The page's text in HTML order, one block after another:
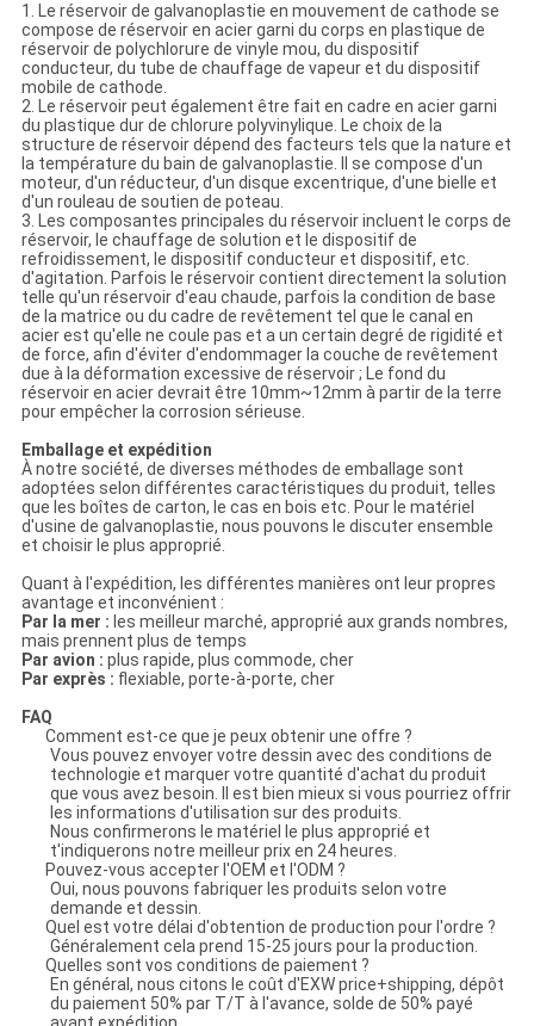
1. Le réservoir de galvanoplastie en mouvement de cathode se
compose de réservoir en acier garni du corps en plastique de
réservoir de polychlorure de vinyle mou, du dispositif
conducteur, du tube de chauffage de vapeur et du dispositif
mobile de cathode.
2. Le réservoir peut également être fait en cadre en acier garni
du plastique dur de chlorure polyvinylique. Le choix de la
structure de réservoir dépend des facteurs tels que la nature et
la température du bain de galvanoplastie. Il se compose d'un
moteur, d'un réducteur, d'un disque excentrique, d'une bielle et
d'un rouleau de soutien de poteau.
3. Les composantes principales du réservoir incluent le corps de
réservoir, le chauffage de solution et le dispositif de
refroidissement, le dispositif conducteur et dispositif, etc.
d'agitation. Parfois le réservoir contient directement la solution
telle qu'un réservoir d'eau chaude, parfois la condition de base
de la matrice ou du cadre de revêtement tel que le canal en
acier est qu'elle ne coule pas et a un certain degré de rigidité et
de force, afin d'éviter d'endommager la couche de revêtement
due à la déformation excessive de réservoir ; Le fond du
réservoir en acier devrait être 10mm~12mm à partir de la terre
pour empêcher la corrosion sérieuse.
Emballage et expédition
À notre société, de diverses méthodes de emballage sont
adoptées selon différentes caractéristiques du produit, telles
que les boîtes de carton, le cas en bois etc. Pour le matériel
d'usine de galvanoplastie, nous pouvons le discuter ensemble
et choisir le plus approprié.
Quant à l'expédition, les différentes manières ont leur propres
avantage et inconvénient :
Par la mer : les meilleur marché, approprié aux grands nombres,
mais prennent plus de temps
Par avion : plus rapide, plus commode, cher
Par exprès : flexiable, porte-à-porte, cher
FAQ
Comment est-ce que je peux obtenir une offre ?
Vous pouvez envoyer votre dessin avec des conditions de
technologie et marquer votre quantité d'achat du produit
que vous avez besoin. Il est bien mieux si vous pourriez offrir
les informations d'utilisation sur des produits.
Nous confirmerons le matériel le plus approprié et
t'indiquerons notre meilleur prix en 24 heures.
Pouvez-vous accepter l'OEM et l'ODM ?
Oui, nous pouvons fabriquer les produits selon votre
demande et dessin.
Quel est votre délai d'obtention de production pour l'ordre ?
Généralement cela prend 15-25 jours pour la production.
Quelles sont vos conditions de paiement ?
En général, nous citons le coût d'EXW price+shipping, dépôt
du paiement 50% par T/T à l'avance, solde de 50% payé